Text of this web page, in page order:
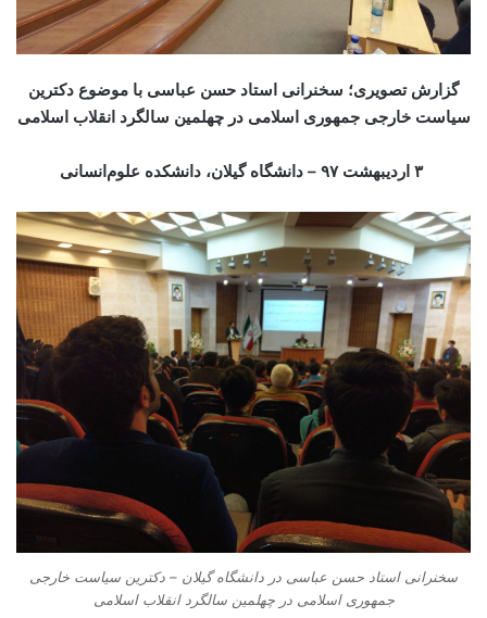
گزارش تصویری؛ سخنرانی استاد حسن عباسی با موضوع دکترین
سیاست خارجی جمهوری اسلامی در چهلمین سالگرد انقلاب اسلامی
۳ اردیبهشت ۹۷ – دانشگاه گیلان، دانشکده علوم‌انسانی
سخنرانی استاد حسن عباسی در دانشگاه گیلان – دکترین سیاست خارجی
جمهوری اسلامی در چهلمین سالگرد انقلاب اسلامی